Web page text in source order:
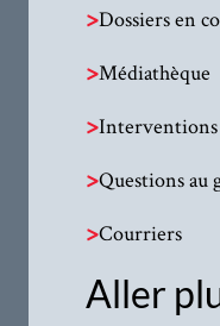
>Dossiers en
>Médiathèque
>Interventions
>Questions au
>Courriers
Aller